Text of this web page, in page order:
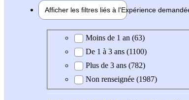
Afficher les filtres liés à l'Expérience
Expérience demandée
Moins de 1 an (63)
De 1 à 3 ans (1100)
Plus de 3 ans (782)
Non renseignée (1987)